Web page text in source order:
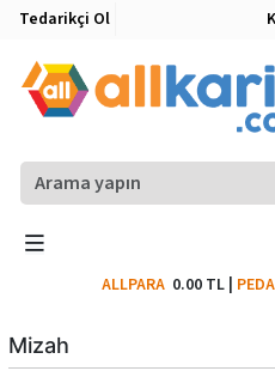
Tedarikçi Ol
ALLPARA 0.00 TL|
Mizah